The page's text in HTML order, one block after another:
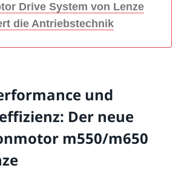
Drive System von Lenze
die Antriebstechnik
und
Der neue
m550/m650